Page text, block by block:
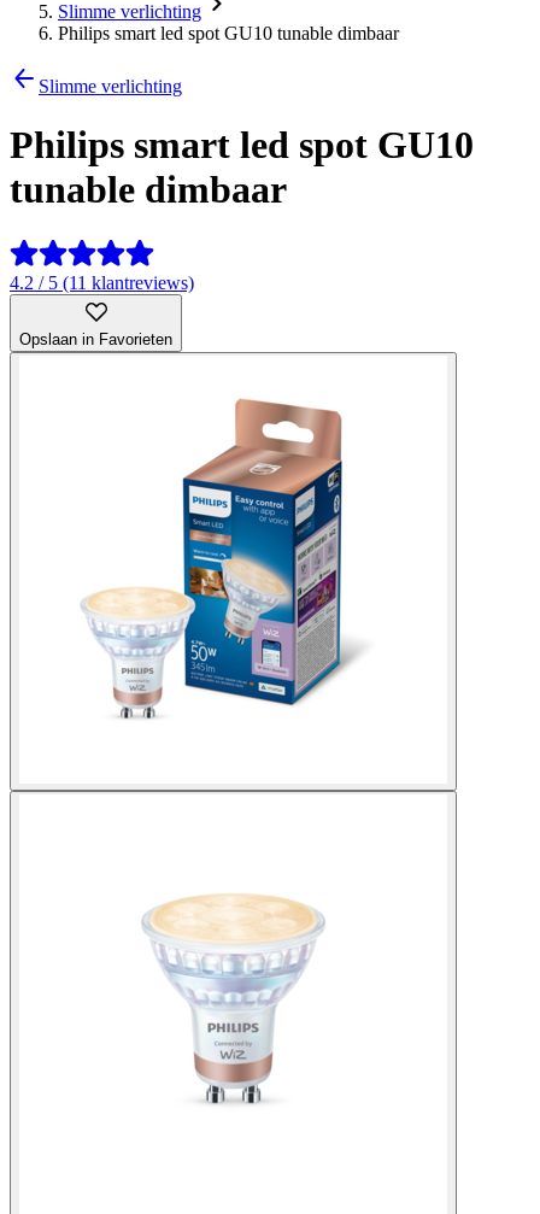
Slimme verlichting
Philips smart led spot GU10 tunable dimbaar
Slimme verlichting
Philips smart led spot GU10
tunable dimbaar
4.2 / 5 (11 klantreviews)
Opslaan in Favorieten